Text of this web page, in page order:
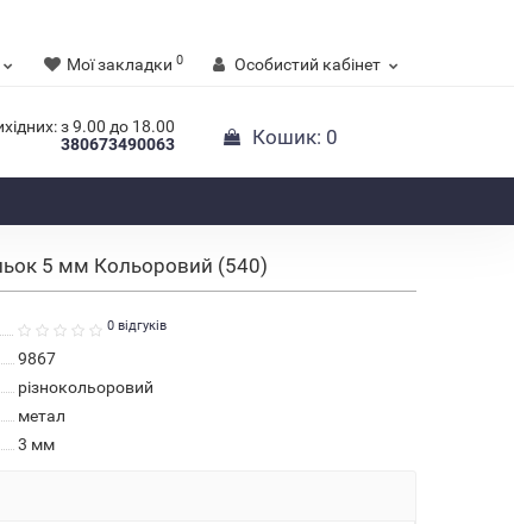
Мої закладки 0 Особистий кабінет
з 9.00 до 18.00
380673490063
Кошик: 0
5 мм Кольоровий (540)
0 відгуків
9867
різнокольоровий
метал
3 мм